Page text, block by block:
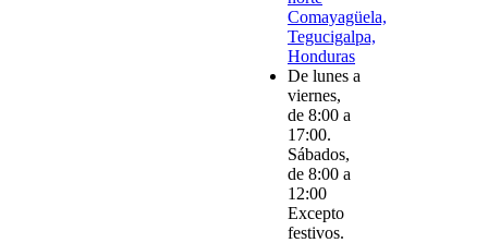
Comayagüela,
Tegucigalpa,
Honduras
De lunes a
viernes,
de 8:00 a
17:00.
Sábados,
de 8:00 a
12:00
Excepto
festivos.